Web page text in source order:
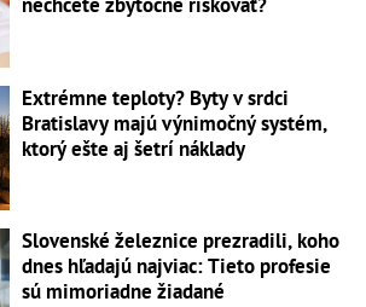
Extrémne teploty? Byty v srdci
Bratislavy majú výnimočný systém,
ktorý ešte aj šetrí náklady
Slovenské železnice prezradili, koho
dnes hľadajú najviac: Tieto profesie
sú mimoriadne žiadané